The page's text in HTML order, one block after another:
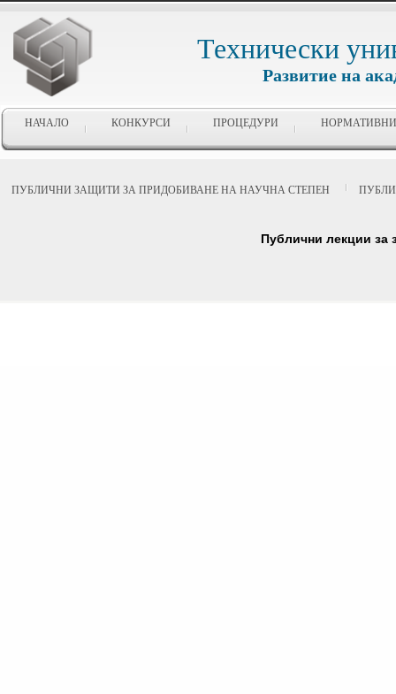
Технически
Развитие на
НАЧАЛО КОНКУРСИ ПРОЦЕДУРИ
ПУБЛИЧНИ ЗАЩИТИ ЗА ПРИДОБИВАНЕ НА НАУЧНА СТЕПЕН
Публични лекции за